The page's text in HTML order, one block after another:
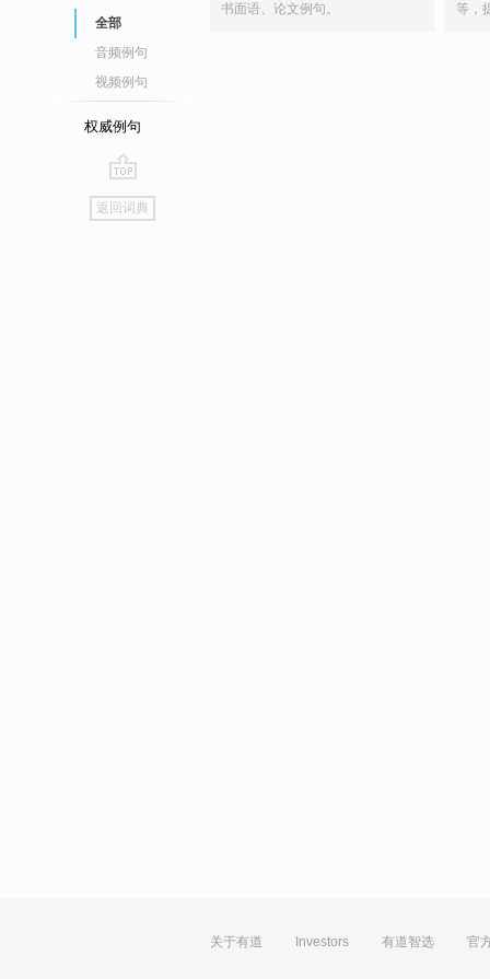
全部
音频例句
视频例句
权威例句
go
top
返回词典
书面语、论文例句。
等，
关于有道 Investors 有道智选 官